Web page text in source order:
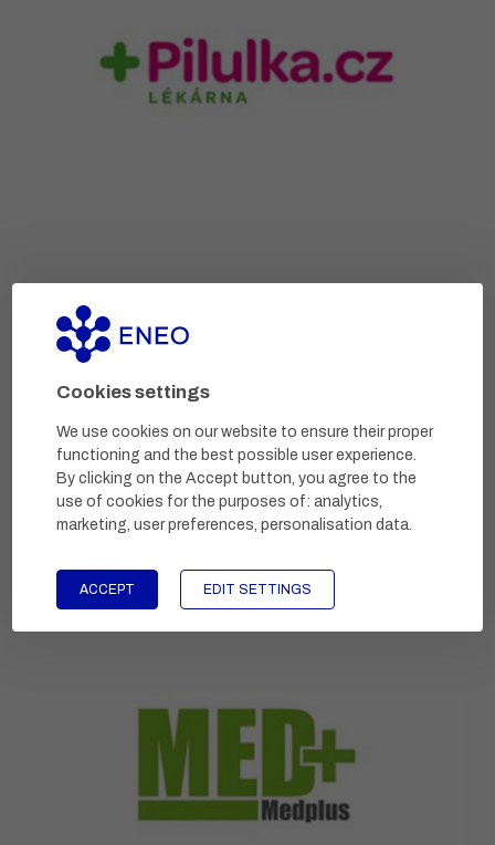
Cookies settings
We use cookies on our website to ensure their proper
functioning and the best possible user experience.
By clicking on the Accept button, you agree to the
use of cookies for the purposes of:analytics,
marketing, user preferences, personalisation data.
ACCEPT EDIT SETTINGS